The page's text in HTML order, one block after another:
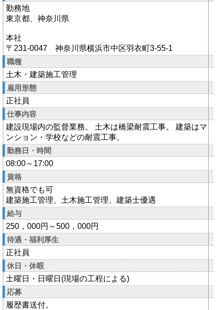
勤務地
東京都、神奈川県
本社
〒231-0047 神奈川県横浜市中区羽衣町3-55-1
職種
土木・建築施工管理
雇用形態
正社員
仕事内容
建設現場内の監督業務。 土木は橋梁耐震工事。 建築はマ
ンション・学校などの耐震工事。
勤務日・時間
08:00～17:00
資格
無資格でも可
建築施工管理、土木施工管理、建築士優遇
給与
250，000円～500，000円
待遇・福利厚生
正社員
休日・休暇
土曜日・日曜日(現場の工程による)
応募
履歴書送付。